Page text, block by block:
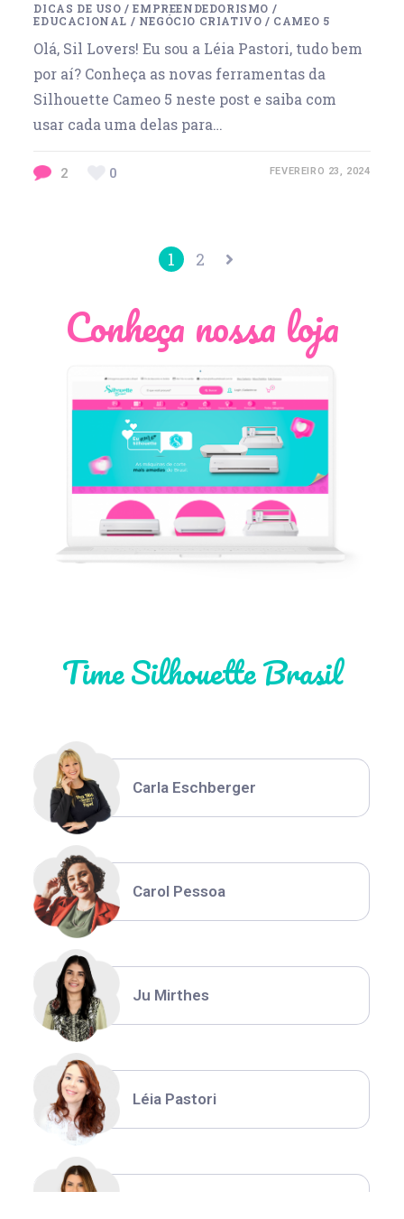
DICAS DE USO /EMPREENDEDORISMO /
EDUCACIONAL / NEGÓCIO CRIATIVO / CAMEO 5
Olá, Sil Lovers! Eu sou a Léia Pastori, tudo bem
por aí? Conheça as novas ferramentas da
Silhouette Cameo 5 neste post e saiba com
usar cada uma delas para…
2 0 FEVEREIRO 23, 2024
1 2
Conheça nossa loja
Time Silhouette Brasil
Léia Pastori
Thiara Ney
Carla Eschberger
Carol Pessoa
Ju Mirthes
Léia Pastori